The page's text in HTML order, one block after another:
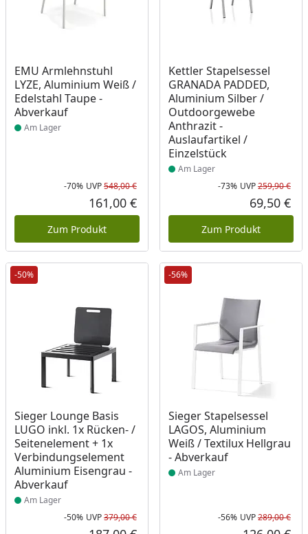
EMU Armlehnstuhl
LYZE, Aluminium Weiß /
Edelstahl Taupe -
Abverkauf
Produkt am Lager
Am Lager
Rabatt in Prozent
-70%
Ursprünglicher Preis
UVP548,00 €
Aktueller Preis
161,00 €
Zum Produkt
Kettler Stapelsessel
GRANADA PADDED,
Aluminium Silber /
Outdoorgewebe
Anthrazit -
Auslaufartikel /
Einzelstück
Produkt am Lager
Am Lager
-73% UVP259,90 €
69,50 €
Zum Produkt
-50%
Sieger Lounge Basis
LUGO inkl. 1x Rücken- /
Seitenelement + 1x
Verbindungselement
Aluminium Eisengrau -
Abverkauf
Produkt am Lager
Am Lager
Rabatt in Prozent
-50%
Ursprünglicher Preis
UVP379,00 €
-56%
Sieger Stapelsessel
LAGOS, Aluminium
Weiß / Textilux Hellgrau
- Abverkauf
Produkt am Lager
Am Lager
-56% UVP289,00 €